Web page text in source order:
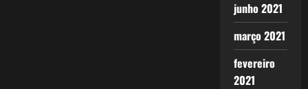
junho 2021
março 2021
fevereiro
2021